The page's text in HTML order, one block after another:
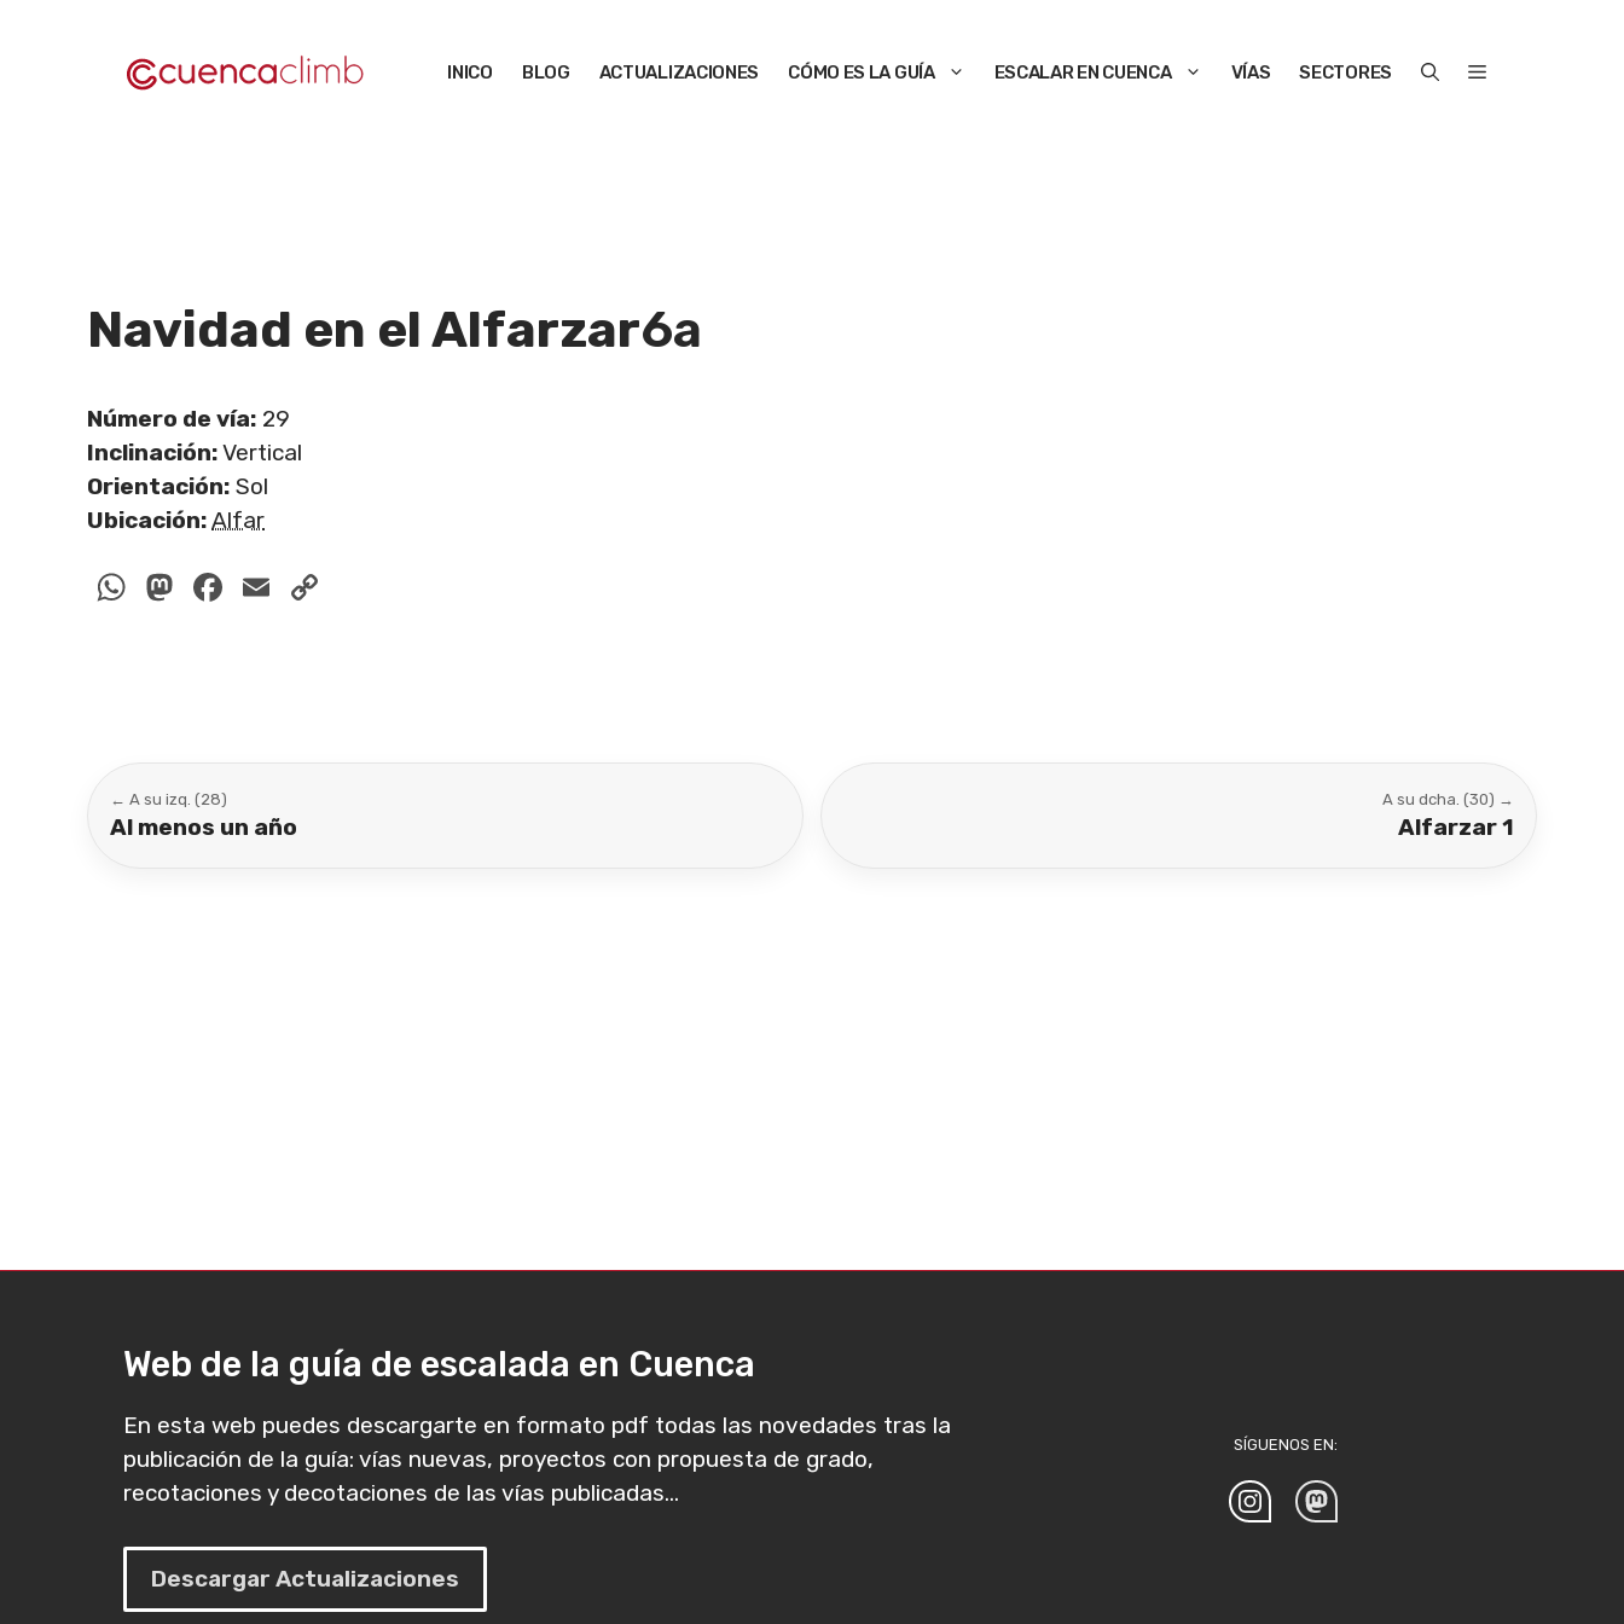
INICO BLOG ACTUALIZACIONES CÓMO ES LA GUÍA ESCALAR EN CUENCA VÍAS SECTORES
Navidad en el Alfarzar6a
Número de vía: 29
Inclinación:Vertical
Orientación: Sol
Ubicación:Alfar
WhatsApp
Mastodon
Facebook
Email
← A su izq. (28)
Al menos un año
A su dcha. (30) →
Alfarzar 1
Web de la guía de escalada en Cuenca
En esta web puedes descargarte en formato pdf todas las novedades tras la
publicación de la guía: vías nuevas, proyectos con propuesta de grado,
recotaciones y decotaciones de las vías publicadas...
Descargar Actualizaciones
SÍGUENOS EN: